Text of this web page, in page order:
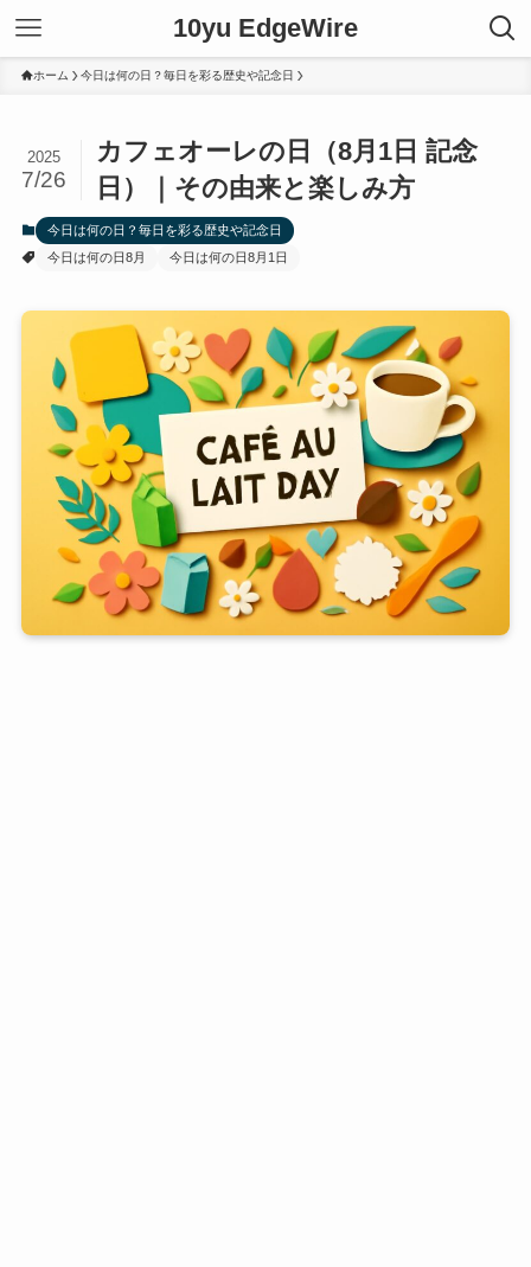
10yu EdgeWire
ホーム 今日は何の日？毎日を彩る歴史や記念日
カフェオーレの日（8月1日 記念
日）｜その由来と楽しみ方
2025
7/26
今日は何の日？毎日を彩る歴史や記念日
今日は何の日8月
今日は何の日8月1日